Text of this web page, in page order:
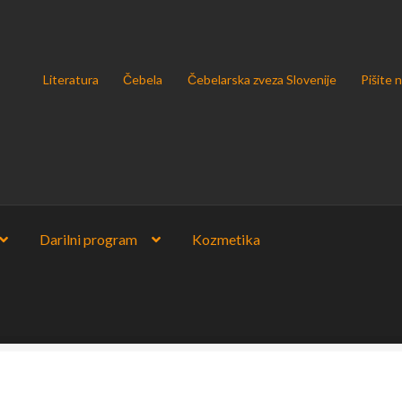
Literatura Čebela Čebelarska zveza Slovenije Pišite
Darilni program Kozmetika